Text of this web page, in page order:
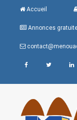
Accueil
Annonces